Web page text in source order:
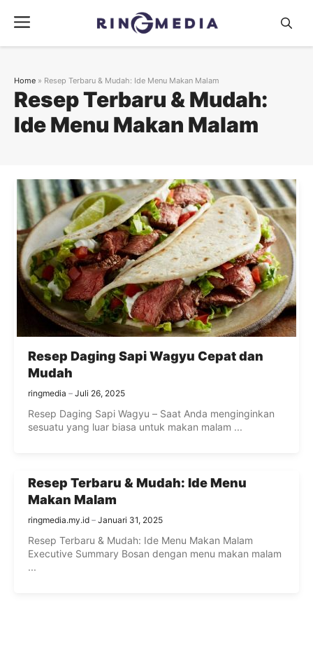
isi
Menu
Resep Terbaru & Mudah:
Ide Menu Makan Malam
Home » Resep Terbaru & Mudah: Ide Menu Makan Malam
Resep Daging Sapi Wagyu Cepat dan
Mudah
ringmedia Juli 26, 2025
Resep Daging Sapi Wagyu – Saat Anda menginginkan
sesuatu yang luar biasa untuk makan malam ...
Resep Terbaru & Mudah: Ide Menu
Makan Malam
ringmedia.my.id Januari 31, 2025
Resep Terbaru & Mudah: Ide Menu Makan Malam
Executive Summary Bosan dengan menu makan malam
...